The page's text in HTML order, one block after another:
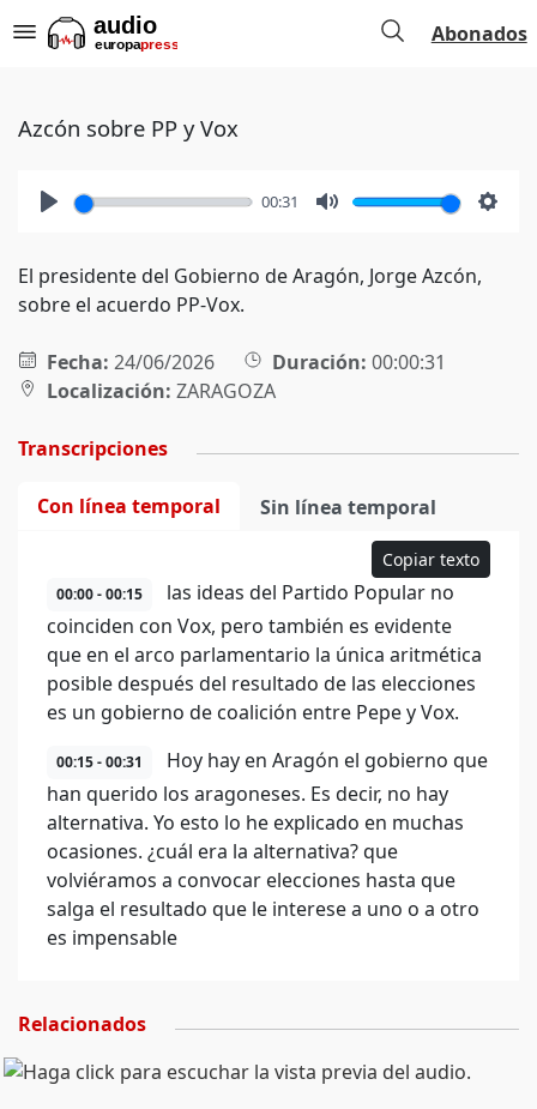
Abonados
Azcón sobre PP y Vox
00:31
El presidente del Gobierno de Aragón, Jorge Azcón,
sobre el acuerdo PP-Vox.
Fecha: 24/06/2026 Duración: 00:00:31
Localización: ZARAGOZA
Transcripciones
Con línea temporal Sin línea temporal
Copiar texto
00:00 - 00:15
las ideas del Partido Popular no
coinciden con Vox, pero también es evidente
que en el arco parlamentario la única aritmética
posible después del resultado de las elecciones
es un gobierno de coalición entre Pepe y Vox.
00:15 - 00:31
Hoy hay en Aragón el gobierno que
han querido los aragoneses. Es decir, no hay
alternativa. Yo esto lo he explicado en muchas
ocasiones. ¿cuál era la alternativa? que
volviéramos a convocar elecciones hasta que
salga el resultado que le interese a uno o a otro
es impensable
Relacionados